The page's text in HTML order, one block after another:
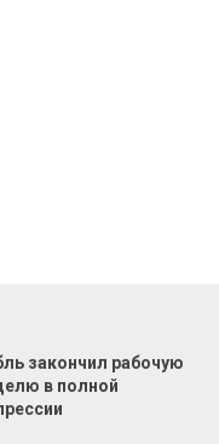
закончил рабочую
в полной